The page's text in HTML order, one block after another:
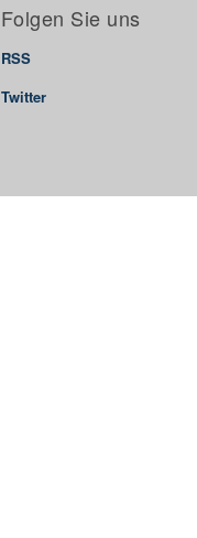
Folgen Sie uns
RSS
Twitter